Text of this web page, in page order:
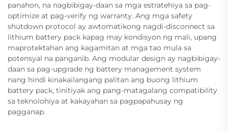
panahon, na nagbibigay-daan sa mga estratehiya sa pag-
optimize at pag-verify ng warranty. Ang mga safety
shutdown protocol ay awtomatikong nagdi-disconnect sa
lithium battery pack kapag may kondisyon ng mali, upang
maprotektahan ang kagamitan at mga tao mula sa
potensyal na panganib. Ang modular design ay nagbibigay-
daan sa pag-upgrade ng battery management system
nang hindi kinakailangang palitan ang buong lithium
battery pack, tinitiyak ang pang-matagalang compatibility
sa teknolohiya at kakayahan sa pagpapahusay ng
pagganap.